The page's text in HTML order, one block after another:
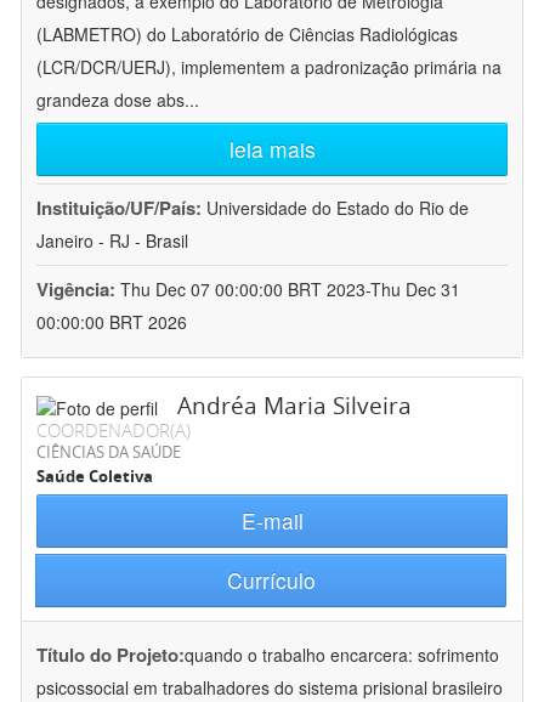
(LABMETRO) do Laboratório de Ciências Radiológicas
(LCR/DCR/UERJ), implementem a padronização primária na
grandeza dose abs...
leia mais
Instituição/UF/País: Universidade do Estado do Rio de
Janeiro - RJ - Brasil
Vigência: Thu Dec 07 00:00:00 BRT 2023-Thu Dec 31
00:00:00 BRT 2026
Andréa Maria Silveira
COORDENADOR(A)
CIÊNCIAS DA SAÚDE
Saúde Coletiva
E-mail
Currículo
Título do Projeto:quando o trabalho encarcera: sofrimento
psicossocial em trabalhadores do sistema prisional brasileiro